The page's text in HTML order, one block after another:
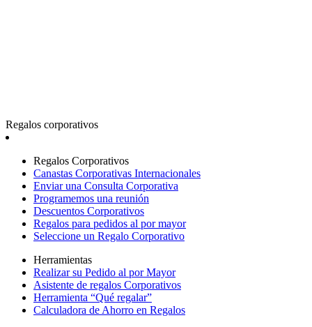
Regalos corporativos
Regalos Corporativos
Canastas Corporativas Internacionales
Enviar una Consulta Corporativa
Programemos una reunión
Descuentos Corporativos
Regalos para pedidos al por mayor
Seleccione un Regalo Corporativo
Herramientas
Realizar su Pedido al por Mayor
Asistente de regalos Corporativos
Herramienta “Qué regalar”
Calculadora de Ahorro en Regalos